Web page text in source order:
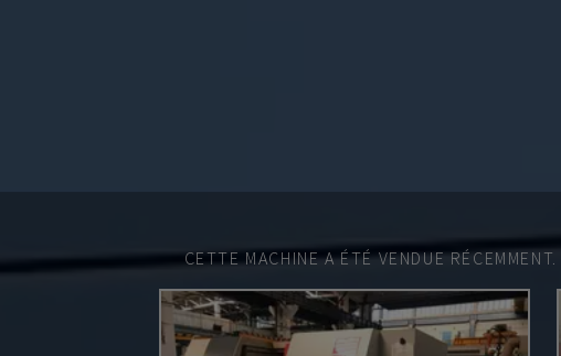
CETTE MACHINE A ÉTÉ VENDUE RÉCEMMENT.